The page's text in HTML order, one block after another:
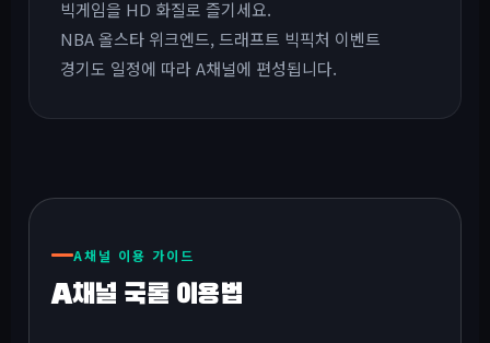
빅게임을 HD 화질로 즐기세요.
NBA 올스타 위크엔드, 드래프트 빅픽처 이벤트
경기도 일정에 따라 A채널에 편성됩니다.
A채널 이용 가이드
A채널 국룰 이용법